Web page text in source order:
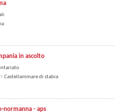
in ascolto
Castellammare di stabia
normanna - aps